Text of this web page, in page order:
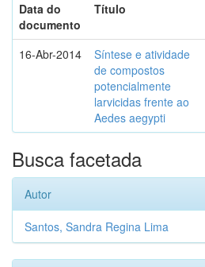
Data do
documento
Título
16-Abr-2014
Síntese e atividade
de compostos
potencialmente
larvicidas frente ao
Aedes aegypti
Busca facetada
Autor
Santos, Sandra Regina Lima